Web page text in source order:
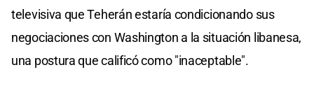
televisiva que Teherán estaría condicionando sus
negociaciones con Washington a la situación libanesa,
una postura que calificó como "inaceptable".